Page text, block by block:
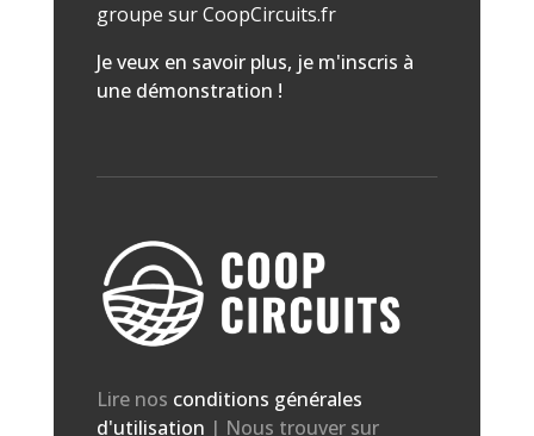
groupe sur CoopCircuits.fr
Je veux en savoir plus, je m'inscris à
une démonstration !
Lire nos conditions générales
d'utilisation | Nous trouver sur